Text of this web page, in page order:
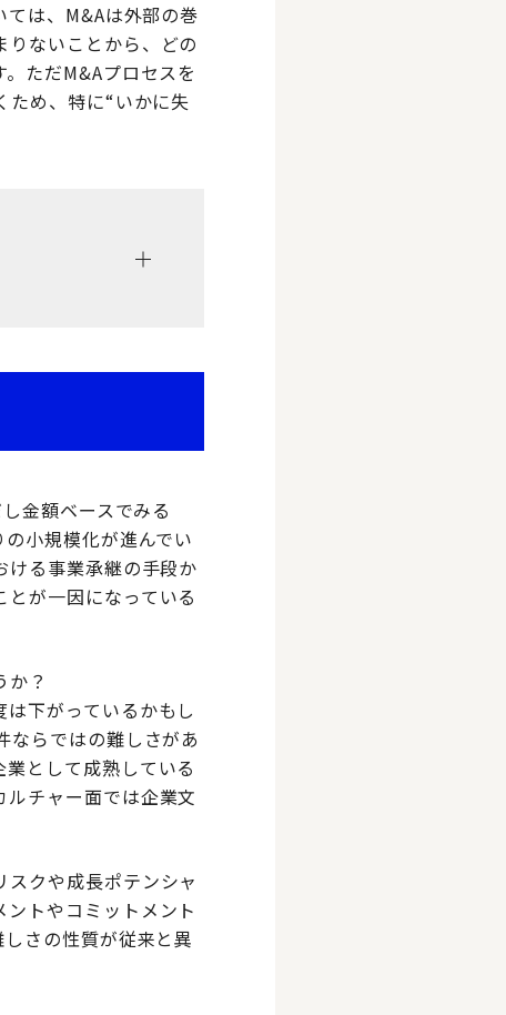
は、M&Aは外部の巻
ないことから、どの
ただM&Aプロセスを
ため、特に“いかに失
金額ベースでみる
小規模化が進んでい
ける事業承継の手段か
が一因になっている
か？
下がっているかもし
ならではの難しさがあ
として成熟している
チャー面では企業文
クや成長ポテンシャ
トやコミットメント
さの性質が従来と異